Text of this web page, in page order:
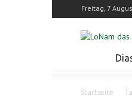
Freitag, 7
Startseite